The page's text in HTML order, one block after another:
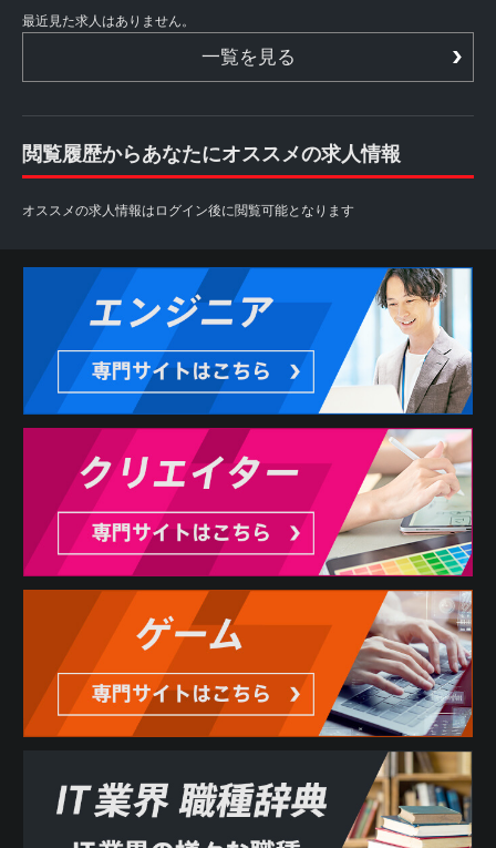
最近見た求人はありません。
一覧を見る
閲覧履歴からあなたにオススメの求人情報
オススメの求人情報はログイン後に閲覧可能となります